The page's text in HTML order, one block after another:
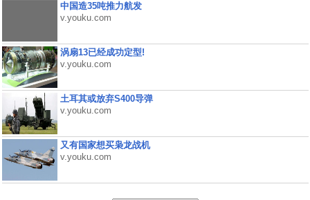
中国造35吨推力航发
v.youku.com
涡扇13已经成功定型!
v.youku.com
土耳其或放弃S400导弹
v.youku.com
又有国家想买枭龙战机
v.youku.com